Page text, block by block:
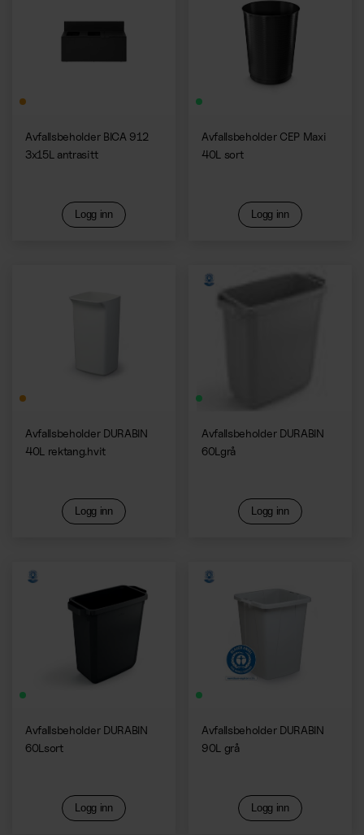
Avfallsbeholder BICA 912
3x15L antrasitt
Logg inn
Avfallsbeholder CEP Maxi
40L sort
Logg inn
Avfallsbeholder DURABIN
40L rektang.hvit
Logg inn
Avfallsbeholder DURABIN
60Lgrå
Logg inn
Avfallsbeholder DURABIN
60Lsort
Logg inn
Avfallsbeholder DURABIN
90L grå
Logg inn